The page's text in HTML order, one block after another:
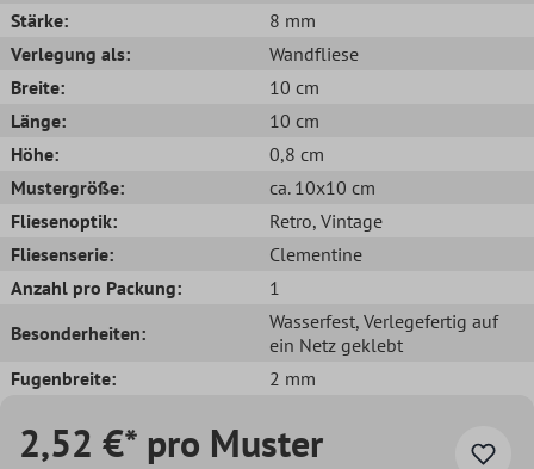
Stärke:
8 mm
Verlegung als:
Wandfliese
Breite:
10 cm
Länge:
10 cm
Höhe:
0,8 cm
Mustergröße:
ca. 10x10 cm
Fliesenoptik:
Retro, Vintage
Fliesenserie:
Clementine
Anzahl pro Packung:
1
Besonderheiten:
Wasserfest, Verlegefertig auf
ein Netz geklebt
Fugenbreite:
2 mm
2,52 €* pro Muster